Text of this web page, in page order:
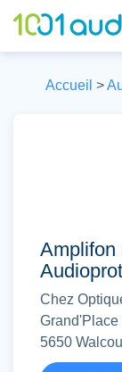
Accueil >
Amplifon
Chez
Grand'Place
5650